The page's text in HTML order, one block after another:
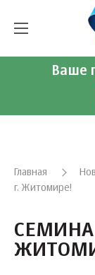
Ваше
Главная
г. Житомире!